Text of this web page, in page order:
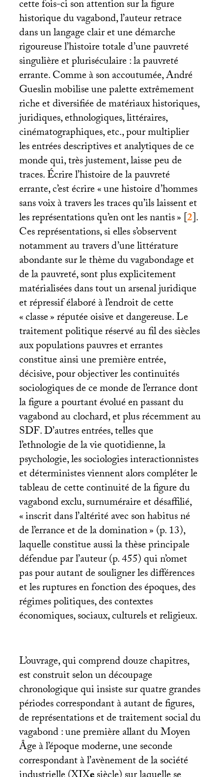
cette fois-ci son attention sur la figure
historique du vagabond, l’auteur retrace
dans un langage clair et une démarche
rigoureuse l’histoire totale d’une pauvreté
singulière et pluriséculaire : la pauvreté
errante. Comme à son accoutumée, André
Gueslin mobilise une palette extrêmement
riche et diversifiée de matériaux historiques,
juridiques, ethnologiques, littéraires,
cinématographiques, etc., pour multiplier
les entrées descriptives et analytiques de ce
monde qui, très justement, laisse peu de
traces. Écrire l’histoire de la pauvreté
errante, c’est écrire «une histoire d’hommes
sans voix à travers les traces qu’ils laissent et
les représentations qu’en ont les nantis»[2].
Ces représentations, si elles s’observent
notamment au travers d’une littérature
abondante sur le thème du vagabondage et
de la pauvreté, sont plus explicitement
matérialisées dans tout un arsenal juridique
et répressif élaboré à l’endroit de cette
«classe» réputée oisive et dangereuse. Le
traitement politique réservé au fil des siècles
aux populations pauvres et errantes
constitue ainsi une première entrée,
décisive, pour objectiver les continuités
sociologiques de ce monde de l’errance dont
la figure a pourtant évolué en passant du
vagabond au clochard, et plus récemment au
SDF. D’autres entrées, telles que
l’ethnologie de la vie quotidienne, la
psychologie, les sociologies interactionnistes
et déterministes viennent alors compléter le
tableau de cette continuité de la figure du
vagabond exclu, surnuméraire et désaffilié,
«inscrit dans l’altérité avec son habitus né
de l’errance et de la domination» (p. 13),
laquelle constitue aussi la thèse principale
défendue par l’auteur (p. 455) qui n’omet
pas pour autant de souligner les différences
et les ruptures en fonction des époques, des
régimes politiques, des contextes
économiques, sociaux, culturels et religieux.
L’ouvrage, qui comprend douze chapitres,
est construit selon un découpage
chronologique qui insiste sur quatre grandes
périodes correspondant à autant de figures,
de représentations et de traitement social du
vagabond : une première allant du Moyen
Âge à l’époque moderne, une seconde
correspondant à l’avènement de la société